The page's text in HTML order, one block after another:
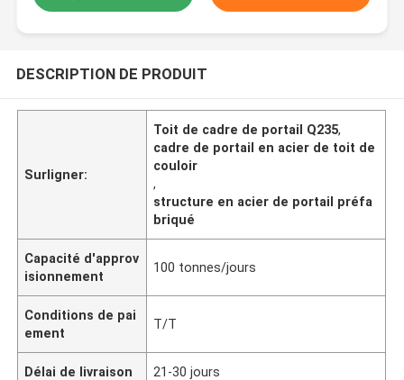
DESCRIPTION DE PRODUIT
Surligner:
Toit de cadre de portail Q235,
cadre de portail en acier de toit de
couloir
,
structure en acier de portail préfa
briqué
Capacité d'approv
isionnement
100 tonnes/jours
Conditions de pai
ement
T/T
Délai de livraison 21-30 jours